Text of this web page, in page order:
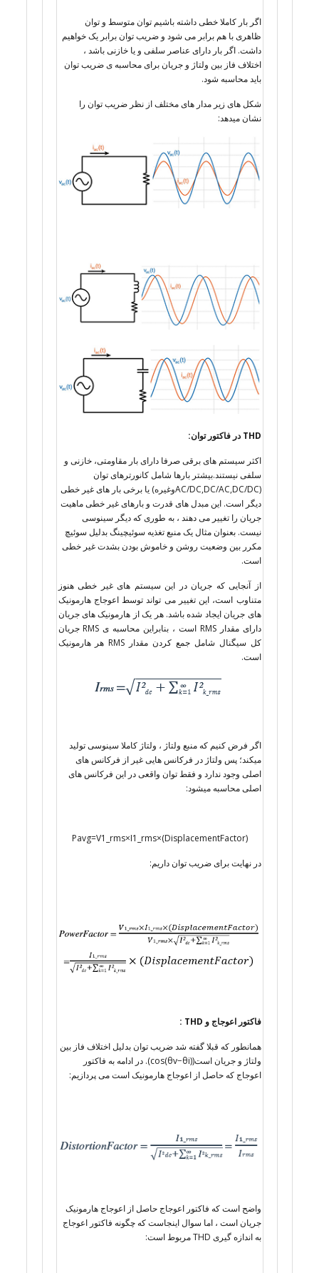
اگر بار کاملا خطی داشته باشیم توان متوسط و توان
ظاهری با هم برابر می شود و ضریب توان برابر یک خواهیم
داشت. اگر بار دارای عناصر سلفی و یا خازنی باشد ،
اختلاف فاز بین ولتاژ و جریان برای محاسبه ی ضریب توان
باید محاسبه شود.
شکل های زیر مدار های مختلف از نظر ضریب توان را
نشان میدهد:
THD در فاکتور توان:
اکثر سیستم های برقی صرفا دارای بار مقاومتی، خازنی و
سلفی نیستند.بیشتر بارها شامل کانورترهای توان
(AC/DC,DC/AC,DC/DCوغیره) یا برخی بار های غیر خطی
دیگر است. این مبدل های قدرت و بارهای غیر خطی ماهیت
جریان را تغییر می دهند ، به طوری که دیگر سینوسی
نیست. بعنوان مثال یک منبع تغذیه سوئیچینگ بدلیل سوئیچ
مکرر بین وضعیت روشن و خاموش بودن بشدت غیر خطی
است.
از آنجایی که جریان در این سیستم های غیر خطی هنوز
متناوب است، این تغییر می تواند توسط اعوجاج هارمونیک
های جریان ایجاد شده باشد. هر یک از هارمونیک های جریان
دارای مقدار RMS است ، بنابراین محاسبه ی RMS جریان
کل سیگنال شامل جمع کردن مقدار RMS هر هارمونیک
است.
اگر فرض کنیم که منبع ولتاژ ، ولتاژ کاملا سینوسی تولید
میکند؛ پس ولتاژ در فرکانس هایی غیر از فرکانس های
اصلی وجود ندارد و فقط توان واقعی در این فرکانس های
اصلی محاسبه میشود:
Pavg=V1_rms×I1_rms×(DisplacementFactor)
در نهایت برای ضریب توان داریم:
فاکتور اعوجاج و THD :
همانطور که قبلا گفته شد ضریب توان بدلیل اختلاف فاز بین
ولتاژ و جریان است(cos(θv−θi)). در ادامه به فاکتور
اعوجاج که حاصل از اعوجاج هارمونیک است می پردازیم:
واضح است که فاکتور اعوجاج حاصل از اعوجاج هارمونیک
جریان است ، اما سوال اینجاست که چگونه فاکتور اعوجاج
به اندازه گیری THD مربوط است: